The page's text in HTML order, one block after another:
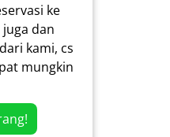
ke
dan
kami, cs
mungkin